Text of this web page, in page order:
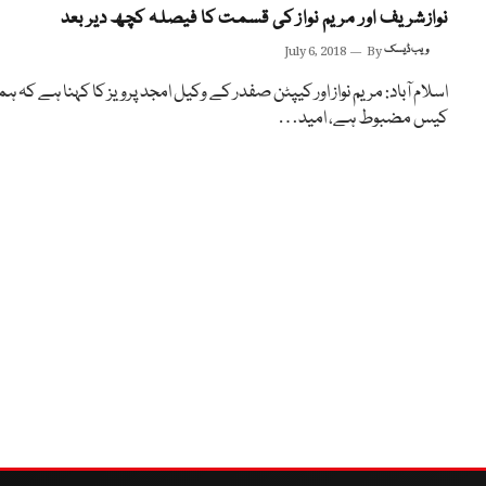
نوازشریف اور مریم نواز کی قسمت کا فیصلہ کچھ دیر بعد
July 6, 2018 Byویب ڈیسک
اسلام آباد: مریم نواز اور کیپٹن صفدر کے وکیل امجد پرویز کا کہنا ہے کہ
کیس مضبوط ہے، امید…